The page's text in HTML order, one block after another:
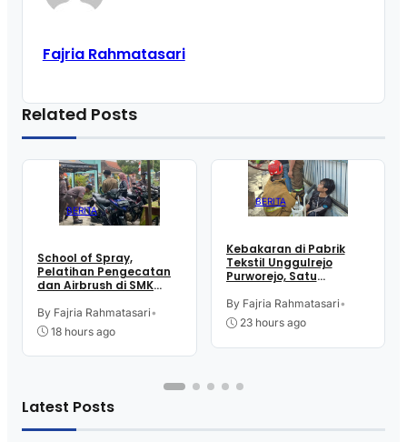
Fajria Rahmatasari
Related Posts
BERITA
School of Spray,
Pelatihan Pengecatan
dan Airbrush di SMK
Kutoarjo
By Fajria Rahmatasari•
18 hours ago
BERITA
Kebakaran di Pabrik
Tekstil Unggulrejo
Purworejo, Satu
Tulang, Petugas
Damkar Sesak Nafas
By Fajria Rahmatasari•
23 hours ago
Latest Posts